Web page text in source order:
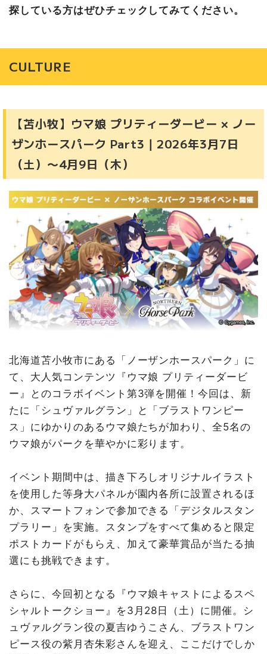
探している方はぜひチェックしてみてください。
CULTURE
【苫小牧】ウマ娘 プリティーダービー × ノー
ザンホースパーク Part3｜2026年3月7日
（土）〜4月9日（木）
北海道苫小牧市にある「ノーザンホースパーク」に
て、大人気コンテンツ『ウマ娘 プリティーダービ
ー』とのコラボイベント第3弾を開催！今回は、新
たに「シュヴァルグラン」と「ブラストワンピー
ス」にゆかりのあるウマ娘たちが加わり、全5名の
ウマ娘がパークを華やかに彩ります。
イベント期間中は、描き下ろしオリジナルイラスト
を使用した等身大パネルが園内各所に設置されるほ
か、スマートフォンで参加できる「デジタルスタン
プラリー」を実施。スタンプをすべて集めると限定
ポストカードがもらえ、加えて豪華賞品が当たる抽
選にも挑戦できます。
さらに、今回初となる『ウマ娘キャストによるスペ
シャルトークショー』を3月28日（土）に開催。シ
ュヴァルグラン役の夏吉ゆうこさん、ブラストワン
ピース役の紫月杏朱彩さんを迎え、ここだけでしか